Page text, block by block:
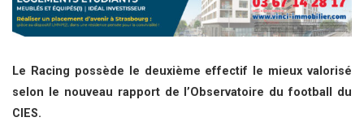
Le Racing possède le deuxième effectif le mieux valorisé
selon le nouveau rapport de l’Observatoire du football du
CIES.